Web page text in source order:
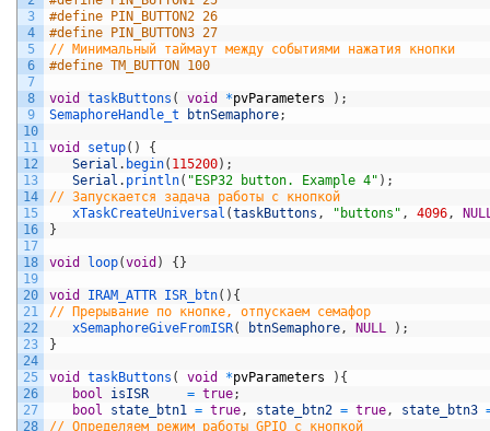
3
4
5
6
7
8
9
10
11
12
13
14
15
16
17
18
19
20
21
22
23
24
25
26
27
28
#define PIN_BUTTON2 26
#define PIN_BUTTON3 27
// Минимальный таймаут между событиями нажатия кнопки
#define TM_BUTTON 100
void taskButtons ( void *pvParameters ) ;
SemaphoreHandle_t
btnSemaphore;
void setup( )
{
Serial . begin( 115200) ;
Serial . println( "ESP32 button. Example 4" ) ;
// Запускается задача работы с кнопкой
xTaskCreateUniversal (taskButtons , "buttons" , 4096,
}
void loop(void ) { }
void IRAM_ATTR ISR_btn( ) {
// Прерывание по кнопке, отпускаем семафор
xSemaphoreGiveFromISR( btnSemaphore, NULL ) ;
}
void taskButtons ( void *pvParameters ) {
bool
isISR = true;
bool
state_btn1 = true, state_btn2 = true, state_btn3
// Определяем режим работы GPIO с кнопкой